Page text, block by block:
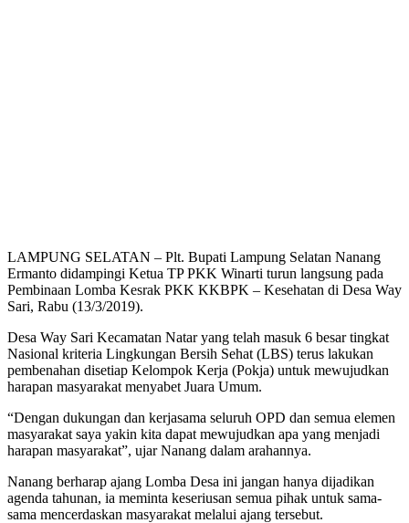
LAMPUNG SELATAN – Plt. Bupati Lampung Selatan Nanang
Ermanto didampingi Ketua TP PKK Winarti turun langsung pada
Pembinaan Lomba Kesrak PKK KKBPK – Kesehatan di Desa Way
Sari, Rabu (13/3/2019).
Desa Way Sari Kecamatan Natar yang telah masuk 6 besar tingkat
Nasional kriteria Lingkungan Bersih Sehat (LBS) terus lakukan
pembenahan disetiap Kelompok Kerja (Pokja) untuk mewujudkan
harapan masyarakat menyabet Juara Umum.
“Dengan dukungan dan kerjasama seluruh OPD dan semua elemen
masyarakat saya yakin kita dapat mewujudkan apa yang menjadi
harapan masyarakat”, ujar Nanang dalam arahannya.
Nanang berharap ajang Lomba Desa ini jangan hanya dijadikan
agenda tahunan, ia meminta keseriusan semua pihak untuk sama-
sama mencerdaskan masyarakat melalui ajang tersebut.